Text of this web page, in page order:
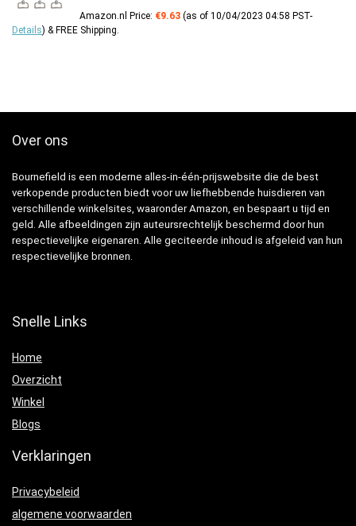
Amazon.nl Price: €9.63 (as of 10/04/2023 04:58 PST-
Details) & FREE Shipping
Over ons
Bournefield is een moderne alles-in-één-prijswebsite die de best
verkopende producten biedt voor uw liefhebbende huisdieren van
verschillende winkelsites, waaronder Amazon, en bespaart u tijd en
geld. Alle afbeeldingen zijn auteursrechtelijk beschermd door hun
respectievelijke eigenaren. Alle geciteerde inhoud is afgeleid van hun
respectievelijke bronnen.
Snelle Links
Home
Overzicht
Winkel
Blogs
Verklaringen
Privacybeleid
algemene voorwaarden